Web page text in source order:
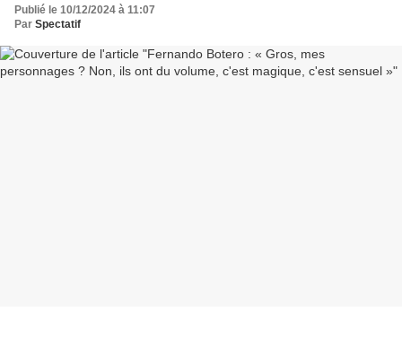
Publié le 10/12/2024 à 11:07
Par Spectatif